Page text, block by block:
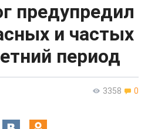
предупредил
и частых
период
3358 0